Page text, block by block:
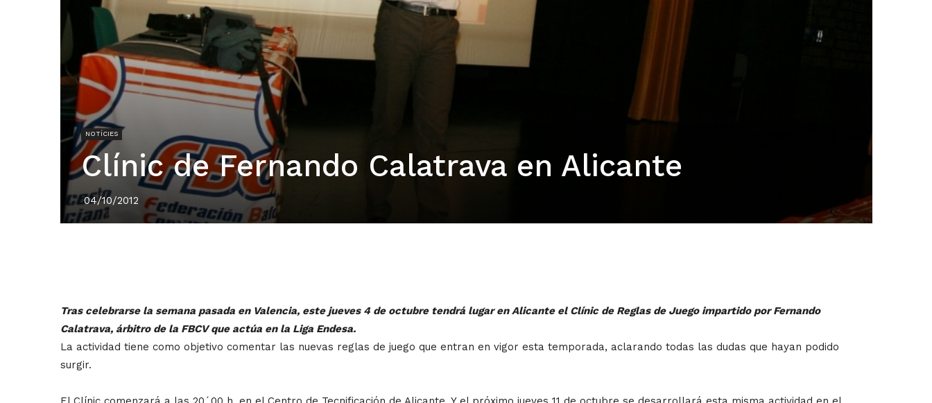
NOTÍCIES
Clínic de Fernando Calatrava en Alicante
04/10/2012
Tras celebrarse la semana pasada en Valencia, este jueves 4 de octubre tendrá lugar en Alicante el Clínic de Reglas de Juego impartido por Fernando
Calatrava, árbitro de la FBCV que actúa en la Liga Endesa.
La actividad tiene como objetivo comentar las nuevas reglas de juego que entran en vigor esta temporada, aclarando todas las dudas que hayan podido
surgir.